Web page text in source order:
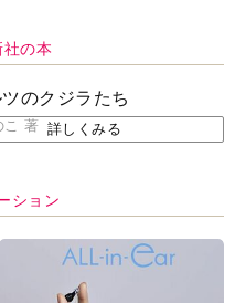
の本
のクジラたち
こ 著 詳しくみる
ション